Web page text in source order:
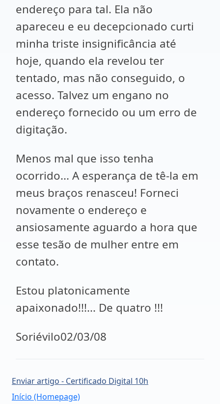
endereço para tal. Ela não
apareceu e eu decepcionado curti
minha triste insignificância até
hoje, quando ela revelou ter
tentado, mas não conseguido, o
acesso. Talvez um engano no
endereço fornecido ou um erro de
digitação.
Menos mal que isso tenha
ocorrido... A esperança de tê-la em
meus braços renasceu! Forneci
novamente o endereço e
ansiosamente aguardo a hora que
esse tesão de mulher entre em
contato.
Estou platonicamente
apaixonado!!!... De quatro !!!
Soriévilo02/03/08
Enviar artigo - Certificado Digital 10h
Início (Homepage)